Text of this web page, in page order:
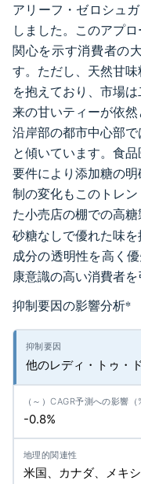
アリーフ・ゼロシュガ
しました。このアプ
関心を示す消費者の
す。ただし、天然甘
を抱えており、市場
来の甘いティーが依然
沿岸部の都市中心部
と傾いています。食
要件により添加糖の
制の変化もこのトレ
た小売店の棚での高
砂糖なしで優れた味を
成分の透明性を高く
康意識の高い消費者を
抑制要因の影響分析*
他のレディ・トゥ・
-0.8%
米国、カナダ、メキ